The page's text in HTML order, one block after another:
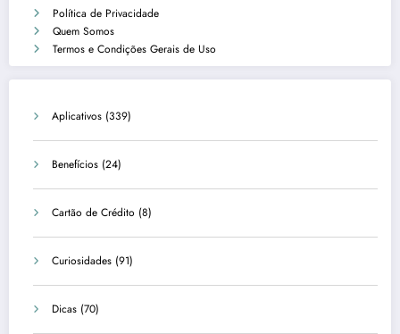
Política de Privacidade
Quem Somos
Termos e Condições Gerais de Uso
Aplicativos (339)
Benefícios (24)
Cartão de Crédito (8)
Curiosidades (91)
Dicas (70)